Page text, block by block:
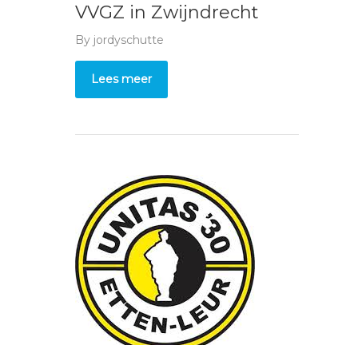
VVGZ in Zwijndrecht
By jordyschutte
Lees meer